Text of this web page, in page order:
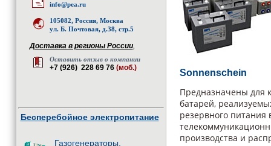
info@pea.ru
105082, Россия, Москва
ул. Б. Почтовая, д.38, стр.5
Доставка в регионы России,
Оставить отзыв о компании
+7 (926) 228 69 76 (моб.)
Бесперебойное электропитание
Газогенераторы,
Sonnenschein
Предназначены для
батарей,
резервного питания
производства и